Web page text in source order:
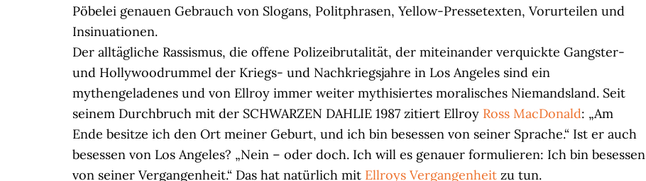
Pöbelei genauen Gebrauch von Slogans, Politphrasen, Yellow-Pressetexten, Vorurteilen und
Insinuationen.
Der alltägliche Rassismus, die offene Polizeibrutalität, der miteinander verquickte Gangster-
und Hollywoodrummel der Kriegs- und Nachkriegsjahre in Los Angeles sind ein
mythengeladenes und von Ellroy immer weiter mythisiertes moralisches Niemandsland. Seit
seinem Durchbruch mit der SCHWARZEN DAHLIE 1987 zitiert Ellroy Ross MacDonald: „Am
Ende besitze ich den Ort meiner Geburt, und ich bin besessen von seiner Sprache.“ Ist er auch
besessen von Los Angeles? „Nein – oder doch. Ich will es genauer formulieren: Ich bin besessen
von seiner Vergangenheit.“ Das hat natürlich mit Ellroys Vergangenheit zu tun.